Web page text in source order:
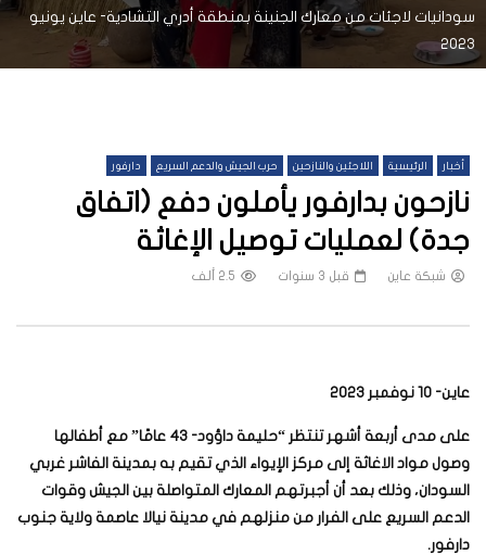
سودانيات لاجئات من معارك الجنينة بمنطقة أدري التشادية- عاين يونيو
2023
أخبار الرئيسية اللاجئين والنازحين حرب الجيش والدعم السريع دارفور
نازحون بدارفور يأملون دفع (اتفاق
جدة) لعمليات توصيل الإغاثة
شبكة عاين قبل 3 سنوات 2.5 ألف
عاين- 10 نوفمبر 2023
على مدى أربعة أشهر تنتظر “حليمة داؤود- 43 عامًا” مع أطفالها
وصول مواد الاغاثة إلى مركز الإيواء الذي تقيم به بمدينة الفاشر غربي
السودان، وذلك بعد أن أجبرتهم المعارك المتواصلة بين الجيش وقوات
الدعم السريع على الفرار من منزلهم في مدينة نيالا عاصمة ولاية جنوب
دارفور.